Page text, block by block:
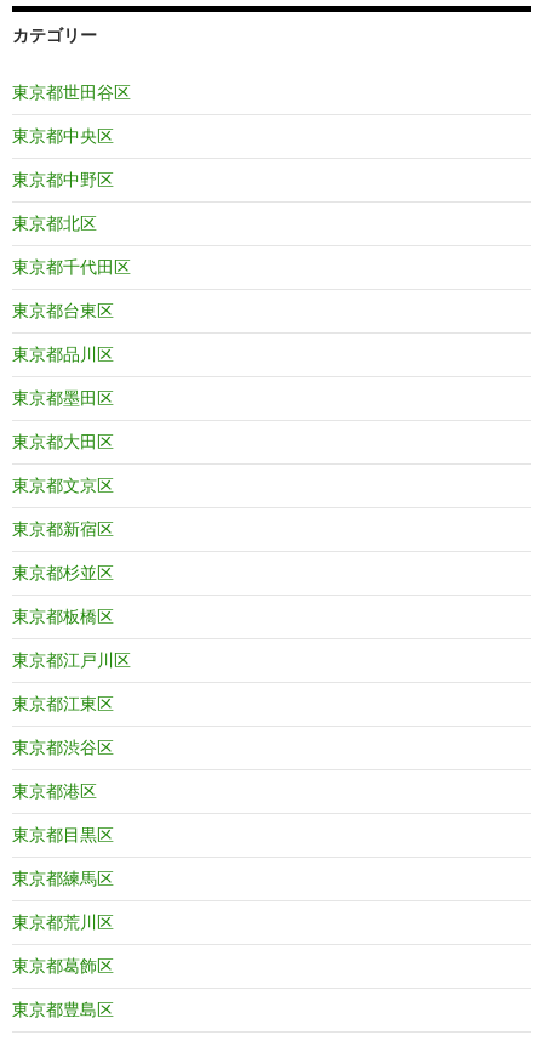
カテゴリー
東京都世田谷区
東京都中央区
東京都中野区
東京都北区
東京都千代田区
東京都台東区
東京都品川区
東京都墨田区
東京都大田区
東京都文京区
東京都新宿区
東京都杉並区
東京都板橋区
東京都江戸川区
東京都江東区
東京都渋谷区
東京都港区
東京都目黒区
東京都練馬区
東京都荒川区
東京都葛飾区
東京都豊島区